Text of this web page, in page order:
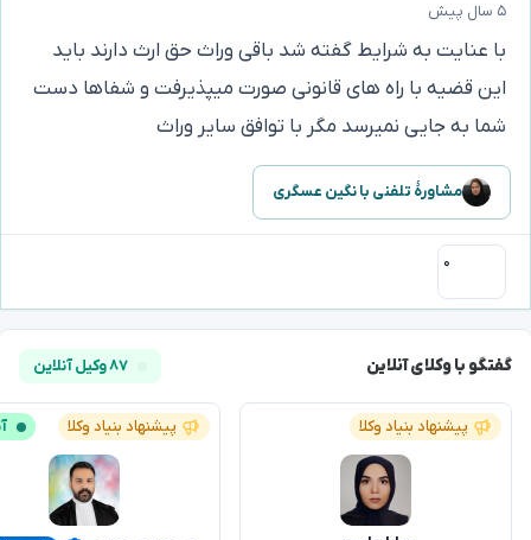
۵ سال پیش
با عنایت به شرایط گفته ‌‌شد باقی وراث حق ارث دارند باید
این قضیه با راه های قانونی صورت میپذیرفت و شفاها دست
شما به جایی نمیرسد مگر با توافق سایر وراث
مشاورهٔ تلفنی با نگین عسگری
۰
گفتگو با وکلای آنلاین ۸۷ وکیل آنلاین
پیشنهاد بنیاد وکلا پیشنهاد بنیاد وکلا